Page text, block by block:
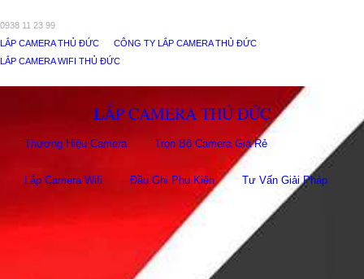
0938 11 23 99
LẮP CAMERA THỦ ĐỨC
CÔNG TY LẮP CAMERA THỦ ĐỨC
LẮP CAMERA WIFI THỦ ĐỨC
LẮP CAMERA THỦ ĐỨC
Thương Hiệu Camera Trọn Bộ Camera Giá Rẻ
Lắp Camera Wifi Đầu Ghi Phụ Kiên Tư Vấn Giải Pháp